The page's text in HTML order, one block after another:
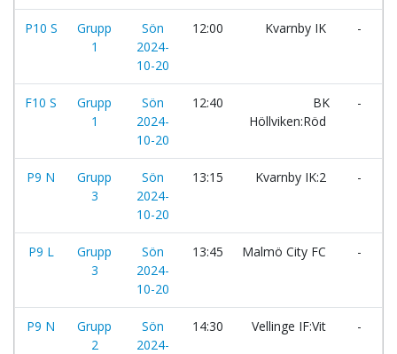
P10 S
Grupp
1
Sön
2024-
10-20
12:00 Kvarnby IK -
F10 S
Grupp
1
Sön
2024-
10-20
12:40
BK
Höllviken:Röd
-
P9 N
Grupp
3
Sön
2024-
10-20
13:15 Kvarnby IK:2 -
P9 L
Grupp
3
Sön
2024-
10-20
13:45 Malmö City FC -
P9 N
Grupp
2
Sön
2024-
14:30 Vellinge IF:Vit -